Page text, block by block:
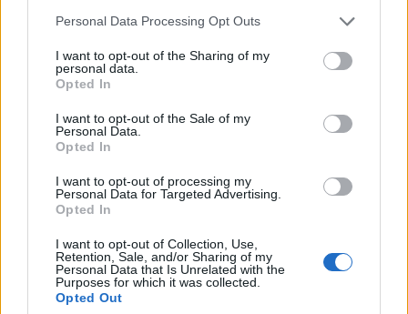
Personal Data Processing Opt Outs
I want to opt-out of the Sharing of my
personal data.
Opted In
I want to opt-out of the Sale of my
Personal Data.
Opted In
I want to opt-out of processing my
Personal Data for Targeted Advertising.
Opted In
I want to opt-out of Collection, Use,
Retention, Sale, and/or Sharing of my
Personal Data that Is Unrelated with the
Purposes for which it was collected.
Opted Out
12 popularnych sentencji
16 prostych łacińskich
zwrotów, które każdy
wykształcony człowiek musi